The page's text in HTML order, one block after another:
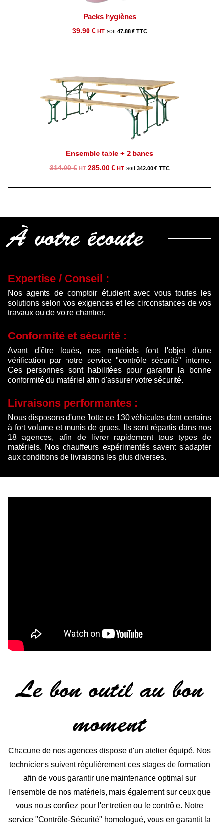
Packs hygiènes
39.90 € 47.88 €
Ensemble table + 2 bancs
314.00€
Le
285.00 €
Le
342.00 €
À votre écoute
Expertise / Conseil :
Nos agents de comptoir étudient avec vous toutes les
solutions selon vos exigences et les circonstances de vos
travaux ou de votre chantier.
Conformité et sécurité :
Avant d'être loués, nos matériels font l'objet d'une
vérification par notre service "contrôle sécurité" interne.
Ces personnes sont habilitées pour garantir la bonne
conformité du matériel afin d'assurer votre sécurité.
Livraisons performantes :
Nous disposons d'une flotte de 130 véhicules dont certains
à fort volume et munis de grues. Ils sont répartis dans nos
18 agences, afin de livrer rapidement tous types de
matériels. Nos chauffeurs expérimentés savent s'adapter
aux conditions de livraisons les plus diverses.
Le bon outil au bon
moment
Chacune de nos agences dispose d'un atelier équipé. Nos
techniciens suivent régulièrement des stages de formation
afin de vous garantir une maintenance optimal sur
l'ensemble de nos matériels, mais également sur ceux que
vous nous confiez pour l'entretien ou le contrôle. Notre
service "Contrôle-Sécurité" homologué, vous en garantit la